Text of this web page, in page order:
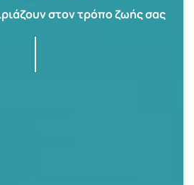
στον τρόπο ζωής σας